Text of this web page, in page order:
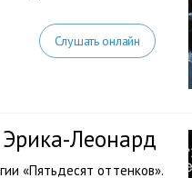
Слушать онлайн
Леонард
«Пятьдесят оттенков».